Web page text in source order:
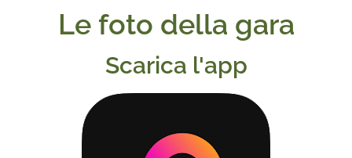
Le foto della gara
Scarica l'app